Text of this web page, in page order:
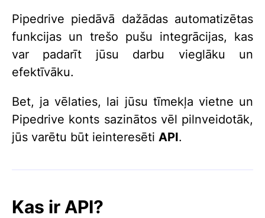
Pipedrive piedāvā dažādas automatizētas
funkcijas un trešo pušu integrācijas, kas
var padarīt jūsu darbu vieglāku un
efektīvāku.
Bet, ja vēlaties, lai jūsu tīmekļa vietne un
Pipedrive konts sazinātos vēl pilnveidotāk,
jūs varētu būt ieinteresēti API.
Kas ir API?